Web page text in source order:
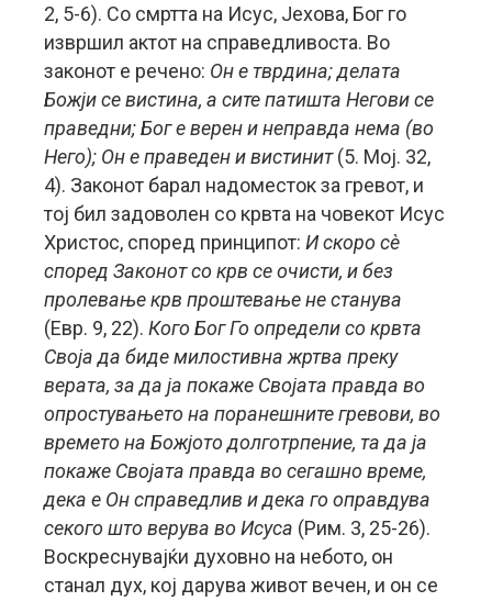
2, 5-6). Со смртта на Исус, Јехова, Бог го
извршил актот на справедливоста. Во
законот е речено: Он е тврдина; делата
Божји се вистина, а сите патишта Негови се
праведни; Бог е верен и неправда нема (во
Него); Он е праведен и вистинит(5. Мој. 32,
4). Законот барал надоместок за гревот, и
тој бил задоволен со крвта на човекот Исус
Христос, според принципот: И скоро сè
според Законот со крв се очисти, и без
пролевање крв проштевање не станува
(Евр. 9, 22). Кого Бог Го определи со крвта
Своја да биде милостивна жртва преку
верата, за да ја покаже Својата правда во
опростувањето на поранешните гревови, во
времето на Божјото долготрпение, та да ја
покаже Својата правда во сегашно време,
дека е Он справедлив и дека го оправдува
секого што верува во Исуса (Рим. 3, 25-26).
Воскреснувајќи духовно на небото, он
станал дух, кој дарува живот вечен, и он се